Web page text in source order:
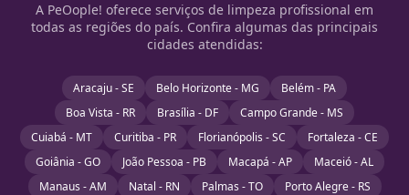
A PeOople! oferece serviços de limpeza profissional em
todas as regiões do país. Confira algumas das principais
cidades atendidas:
Aracaju - SE Belo Horizonte - MG
Belém - PA
Boa Vista - RR
Brasília - DF
Campo Grande - MS
Cuiabá - MT
Curitiba - PR Florianópolis - SC
Fortaleza - CE
Goiânia - GO
João Pessoa - PB Macapá - AP
Maceió - AL
Manaus - AM
Natal - RN Palmas - TO
Porto Alegre - RS